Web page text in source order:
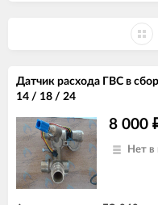
Датчик расхода ГВС в
14 / 18 / 24
8 000
Нет в